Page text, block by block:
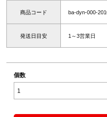
商品コード ba-dyn-000-
発送日目安 1～3営業日
個数